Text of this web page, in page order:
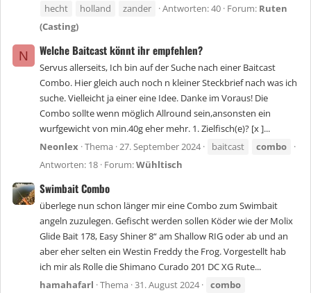
hecht
holland zander Antworten: 40 Forum: Ruten
(Casting)
N Welche Baitcast könnt ihr empfehlen?
Servus allerseits, Ich bin auf der Suche nach einer Baitcast
Combo. Hier gleich auch noch n kleiner Steckbrief nach was ich
suche. Vielleicht ja einer eine Idee. Danke im Voraus! Die
Combo sollte wenn möglich Allround sein,ansonsten ein
wurfgewicht von min.40g eher mehr. 1. Zielfisch(e)? [x ]...
Neonlex Thema 27. September 2024 baitcast
combo
Antworten: 18 Forum:Wühltisch
Swimbait Combo
überlege nun schon länger mir eine Combo zum Swimbait
angeln zuzulegen. Gefischt werden sollen Köder wie der Molix
Glide Bait 178, Easy Shiner 8“ am Shallow RIG oder ab und an
aber eher selten ein Westin Freddy the Frog. Vorgestellt hab
ich mir als Rolle die Shimano Curado 201 DC XG Rute...
hamahafarl Thema 31. August 2024
combo